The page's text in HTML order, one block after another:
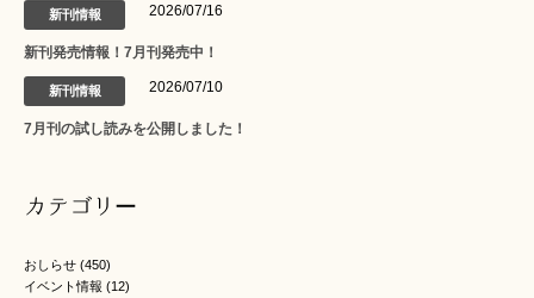
新刊情報 2026/07/16
新刊発売情報！7月刊発売中！
新刊情報 2026/07/10
7月刊の試し読みを公開しました！
カテゴリー
おしらせ (450)
イベント情報 (12)